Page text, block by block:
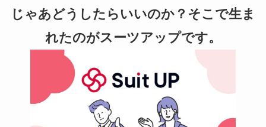
じゃあどうしたらいいのか？そこで生ま
れたのがスーツアップです。